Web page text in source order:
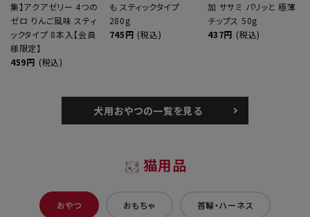
集】アクアゼリー 4つの
ゼロ りんご風味 スティ
ックタイプ 8本入【会員
様限定】
459円 (税込)
も スティックタイプ
280g
745円 (税込)
加 ササミ パリッと 極薄
チップス 50g
437円 (税込)
犬用おやつの一覧を見る
猫用品
おやつ おもちゃ 首輪・ハーネス